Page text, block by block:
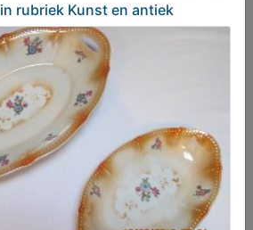
in rubriek Kunst en antiek